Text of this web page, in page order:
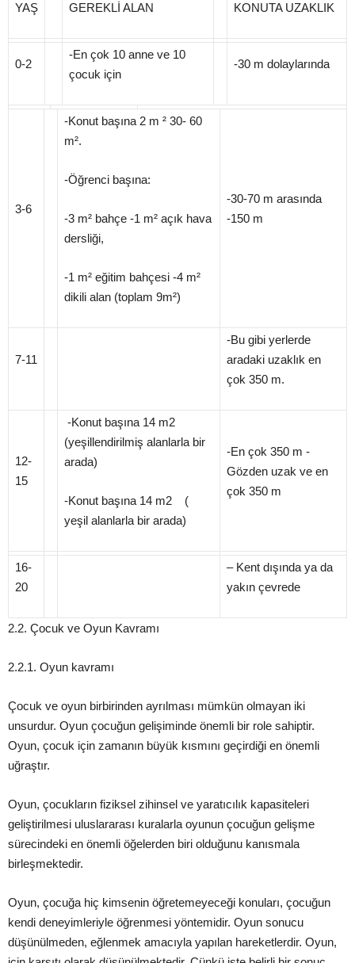
YAŞ GEREKLİ ALAN KONUTA UZAKLIK
0-2
-En çok 10 anne ve 10
çocuk için
-30 m dolaylarında
3-6
-Konut başına 2 m ² 30- 60
m².
-Öğrenci başına:
-3 m² bahçe -1 m² açık hava
dersliği,
-1 m² eğitim bahçesi -4 m²
dikili alan (toplam 9m²)
-30-70 m arasında
-150 m
7-11
-Bu gibi yerlerde
aradaki uzaklık en
çok 350 m.
12-
15
-Konut başına 14 m2
(yeşillendirilmiş alanlarla bir
arada)
-Konut başına 14 m2 (
yeşil alanlarla bir arada)
-En çok 350 m -
Gözden uzak ve en
çok 350 m
16-
20
– Kent dışında ya da
yakın çevrede
2.2. Çocuk ve Oyun Kavramı
2.2.1. Oyun kavramı
Çocuk ve oyun birbirinden ayrılması mümkün olmayan iki
unsurdur. Oyun çocuğun gelişiminde önemli bir role sahiptir.
Oyun, çocuk için zamanın büyük kısmını geçirdiği en önemli
uğraştır.
Oyun, çocukların fiziksel zihinsel ve yaratıcılık kapasiteleri
geliştirilmesi uluslararası kuralarla oyunun çocuğun gelişme
sürecindeki en önemli öğelerden biri olduğunu kanısmala
birleşmektedir.
Oyun, çocuğa hiç kimsenin öğretemeyeceği konuları, çocuğun
kendi deneyimleriyle öğrenmesi yöntemidir. Oyun sonucu
düşünülmeden, eğlenmek amacıyla yapılan hareketlerdir. Oyun,